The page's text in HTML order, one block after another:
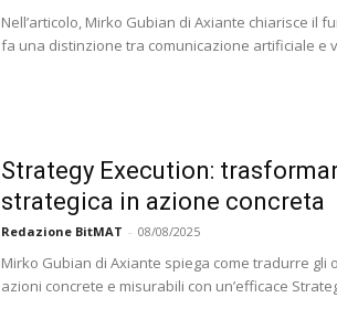
Nell’articolo, Mirko Gubian di Axiante chiarisce il
fa una distinzione tra comunicazione artificiale e
Strategy Execution:
strategica in azione concreta
Redazione BitMAT - 08/08/2025
Mirko Gubian di Axiante spiega come tradurre gli
azioni concrete e misurabili con un’efficace